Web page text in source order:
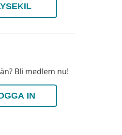
Bli medlem nu!
IN